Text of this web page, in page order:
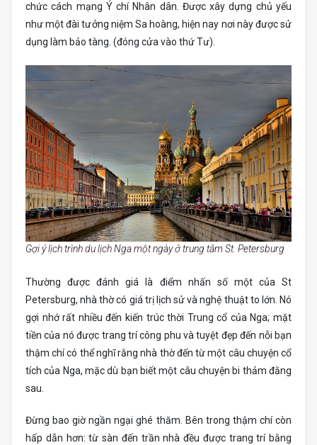
chức cách mạng Ý chí Nhân dân. Được xây dựng chủ yếu
như một đài tưởng niệm Sa hoàng, hiện nay nơi này được sử
dụng làm bảo tàng. (đóng cửa vào thứ Tư).
Gợi ý lịch trình du lịch Nga một ngày ở trung tâm St. Petersburg
Thường được đánh giá là điểm nhấn số một của St
Petersburg, nhà thờ có giá trị lịch sử và nghệ thuật to lớn. Nó
gợi nhớ rất nhiều đến kiến ​​trúc thời Trung cổ của Nga; mặt
tiền của nó được trang trí công phu và tuyệt đẹp đến nỗi bạn
thậm chí có thể nghĩ rằng nhà thờ đến từ một câu chuyện cổ
tích của Nga, mặc dù bạn biết một câu chuyện bi thảm đằng
sau.
Đừng bao giờ ngần ngại ghé thăm. Bên trong thậm chí còn
hấp dẫn hơn: từ sàn đến trần nhà đều được trang trí bằng